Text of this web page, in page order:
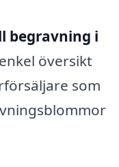
begravning i
översikt
som